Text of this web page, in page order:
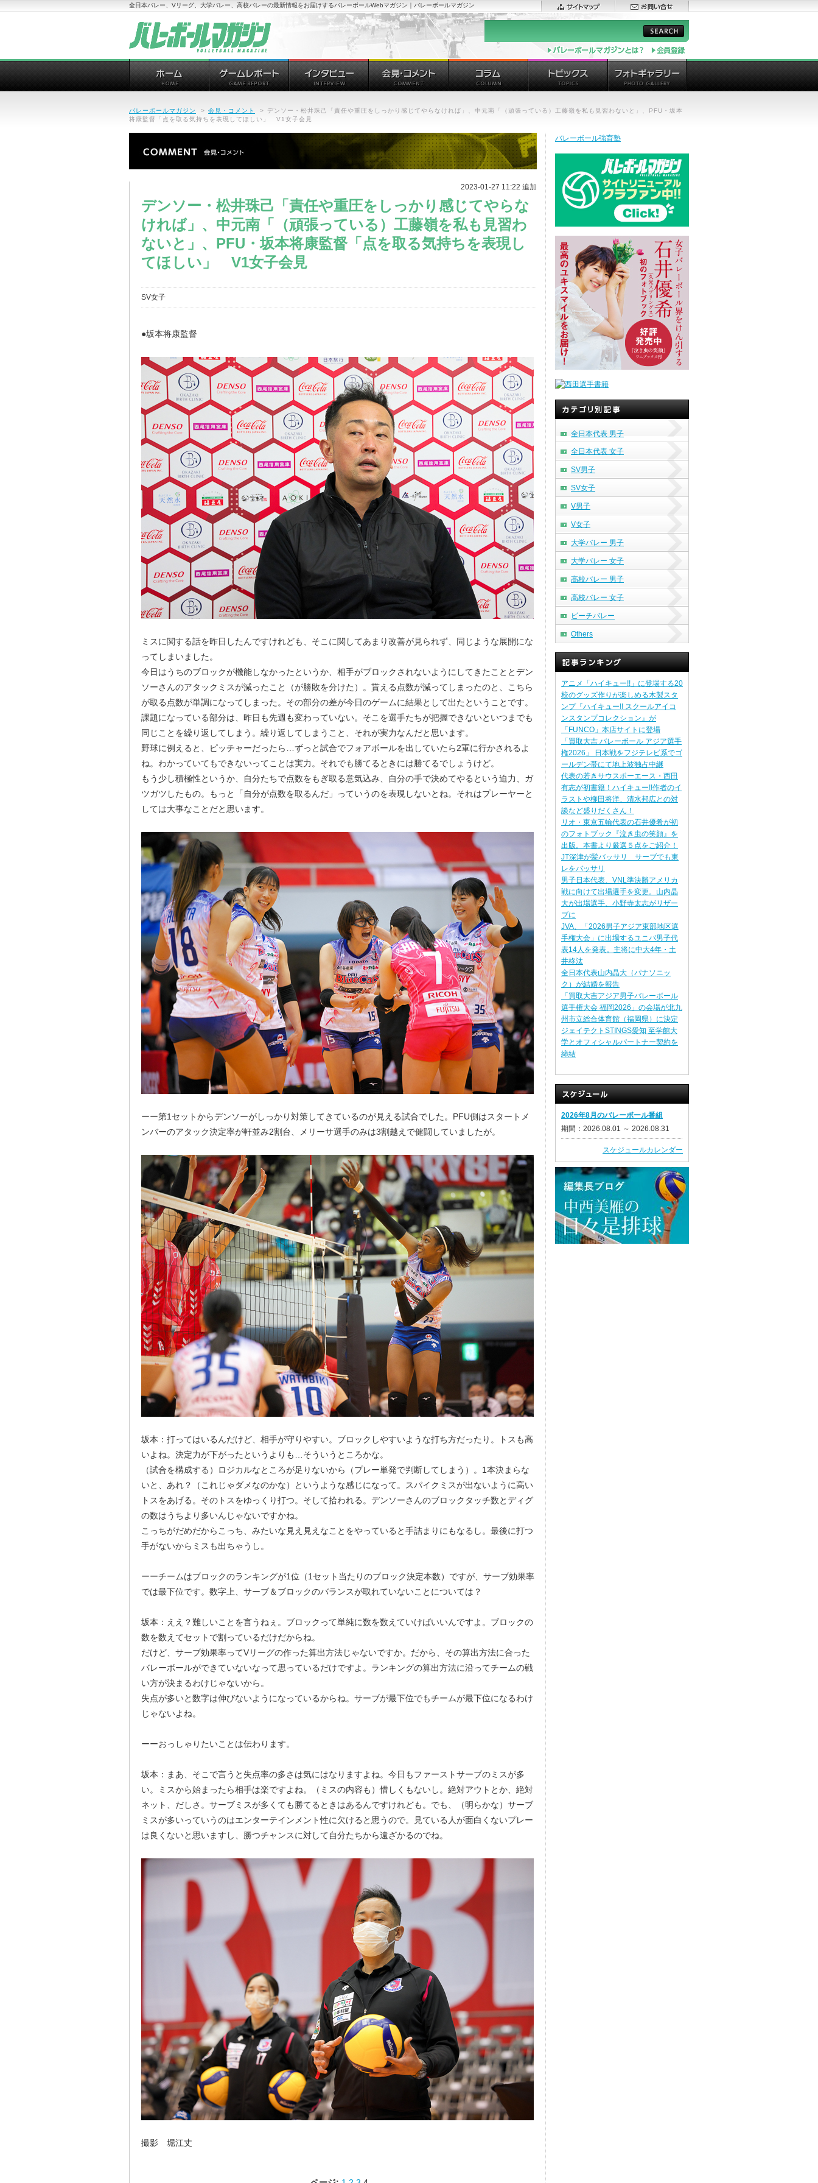
全日本バレー、Vリーグ、大学バレー、高校バレーの最新情報をお届けするバレーボールWebマガジン｜バレーボールマガジン
バレーボールマガジン > 会見・コメント >
デンソー・松井珠己「責任や重圧をしっかり感じてやらなければ」、中元南「（頑張っている）工藤嶺を私も見習わないと」、PFU・坂本
将康監督「点を取る気持ちを表現してほしい」 V1女子会見
2023-01-27 11:22 追加
デンソー・松井珠己「責任や重圧をしっかり感じてやらな
ければ」、中元南「（頑張っている）工藤嶺を私も見習わ
ないと」、PFU・坂本将康監督「点を取る気持ちを表現し
てほしい」 V1女子会見
SV女子
●坂本将康監督
ミスに関する話を昨日したんですけれども、そこに関してあまり改善が見られず、同じような展開にな
ってしまいました。
今日はうちのブロックが機能しなかったというか、相手がブロックされないようにしてきたこととデン
ソーさんのアタックミスが減ったこと（が勝敗を分けた）。貰える点数が減ってしまったのと、こちら
が取る点数が単調になってしまった。その部分の差が今日のゲームに結果として出たということです。
課題になっている部分は、昨日も先週も変わっていない。そこを選手たちが把握できないといつまでも
同じことを繰り返してしまう。繰り返してしまうこと、それが実力なんだと思います。
野球に例えると、ピッチャーだったら…ずっと試合でフォアボールを出していたら2軍に行かされるよ
ね。わかっていてもできないってことは実力。それでも勝てるときには勝てるでしょうけど。
もう少し積極性というか、自分たちで点数をもぎ取る意気込み、自分の手で決めてやるという迫力、ガ
ツガツしたもの。もっと「自分が点数を取るんだ」っていうのを表現しないとね。それはプレーヤーと
しては大事なことだと思います。
ーー第1セットからデンソーがしっかり対策してきているのが見える試合でした。PFU側はスタートメ
ンバーのアタック決定率が軒並み2割台、メリーサ選手のみは3割越えで健闘していましたが。
坂本：打ってはいるんだけど、相手が守りやすい。ブロックしやすいような打ち方だったり。トスも高
いよね。決定力が下がったというよりも…そういうところかな。
（試合を構成する）ロジカルなところが足りないから（プレー単発で判断してしまう）。1本決まらな
いと、あれ？（これじゃダメなのかな）というような感じになって。スパイクミスが出ないように高い
トスをあげる。そのトスをゆっくり打つ。そして拾われる。デンソーさんのブロックタッチ数とディグ
の数はうちより多いんじゃないですかね。
こっちがだめだからこっち、みたいな見え見えなことをやっていると手詰まりにもなるし。最後に打つ
手がないからミスも出ちゃうし。
ーーチームはブロックのランキングが1位（1セット当たりのブロック決定本数）ですが、サーブ効果率
では最下位です。数字上、サーブ＆ブロックのバランスが取れていないことについては？
坂本：ええ？難しいことを言うねぇ。ブロックって単純に数を数えていけばいいんですよ。ブロックの
数を数えてセットで割っているだけだからね。
だけど、サーブ効果率ってVリーグの作った算出方法じゃないですか。だから、その算出方法に合った
バレーボールができていないなって思っているだけですよ。ランキングの算出方法に沿ってチームの戦
い方が決まるわけじゃないから。
失点が多いと数字は伸びないようになっているからね。サーブが最下位でもチームが最下位になるわけ
じゃないよね。
ーーおっしゃりたいことは伝わります。
坂本：まあ、そこで言うと失点率の多さは気にはなりますよね。今日もファーストサーブのミスが多
い。ミスから始まったら相手は楽ですよね。（ミスの内容も）惜しくもないし。絶対アウトとか、絶対
ネット、だしさ。サーブミスが多くても勝てるときはあるんですけれども。でも、（明らかな）サーブ
ミスが多いっていうのはエンターテインメント性に欠けると思うので。見ている人が面白くないプレー
は良くないと思いますし、勝つチャンスに対して自分たちから遠ざかるのでね。
撮影 堀江丈
バレーボール強育塾
全日本代表 男子
全日本代表 女子
SV男子
SV女子
V男子
V女子
大学バレー 男子
大学バレー 女子
高校バレー 男子
高校バレー 女子
ビーチバレー
Others
アニメ「ハイキュー!!」に登場する20
校のグッズ作りが楽しめる木製スタ
ンプ『ハイキュー!! スクールアイコ
ンスタンプコレクション』が
「FUNCO」本店サイトに登場
「買取大吉 バレーボール アジア選手
権2026」 日本戦をフジテレビ系でゴ
ールデン帯にて地上波独占中継
代表の若きサウスポーエース・西田
有志が初書籍！ハイキュー!!作者のイ
ラストや柳田将洋、清水邦広との対
談など盛りだくさん！
リオ・東京五輪代表の石井優希が初
のフォトブック『泣き虫の笑顔』を
出版。本書より厳選５点をご紹介！
JT深津が髪バッサリ サーブでも東
レをバッサリ
男子日本代表、VNL準決勝アメリカ
戦に向けて出場選手を変更。山内晶
大が出場選手、小野寺太志がリザー
ブに
JVA、「2026男子アジア東部地区選
手権大会」に出場するユニバ男子代
表14人を発表。主将に中大4年・土
井柊汰
全日本代表山内晶大（パナソニッ
ク）が結婚を報告
「買取大吉アジア男子バレーボール
選手権大会 福岡2026」の会場が北九
州市立総合体育館（福岡県）に決定
ジェイテクトSTINGS愛知 至学館大
学とオフィシャルパートナー契約を
締結
2026年8月のバレーボール番組
期間：2026.08.01 ～ 2026.08.31
スケジュールカレンダー